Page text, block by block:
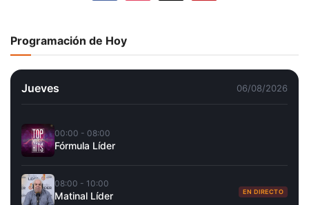
Programación de Hoy
Jueves 06/08/2026
00:00 - 08:00
Fórmula Líder
08:00 - 10:00
Matinal Líder EN DIRECTO